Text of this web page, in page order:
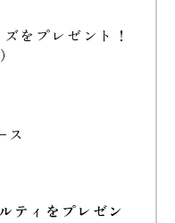
をプレゼント！
ス
ティをプレゼン